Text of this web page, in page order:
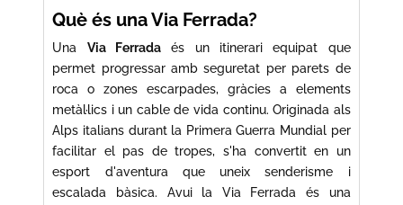
Què és una Via Ferrada?
Una Via Ferrada és un itinerari equipat que
permet progressar amb seguretat per parets de
roca o zones escarpades, gràcies a elements
metàl·lics i un cable de vida continu. Originada als
Alps italians durant la Primera Guerra Mundial per
facilitar el pas de tropes, s'ha convertit en un
esport d'aventura que uneix senderisme i
escalada bàsica. Avui la Via Ferrada és una